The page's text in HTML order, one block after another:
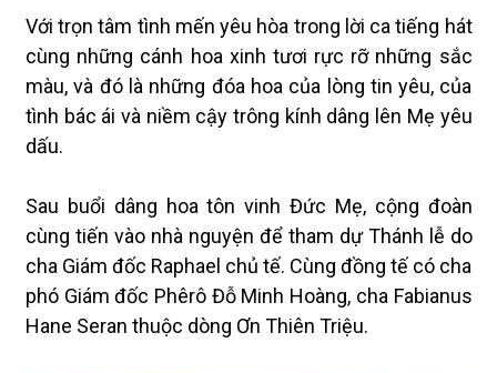
Với trọn tâm tình mến yêu hòa trong lời ca tiếng hát
cùng những cánh hoa xinh tươi rực rỡ những sắc
màu, và đó là những đóa hoa của lòng tin yêu, của
tình bác ái và niềm cậy trông kính dâng lên Mẹ yêu
dấu.
Sau buổi dâng hoa tôn vinh Đức Mẹ, cộng đoàn
cùng tiến vào nhà nguyện để tham dự Thánh lễ do
cha Giám đốc Raphael chủ tế. Cùng đồng tế có cha
phó Giám đốc Phêrô Đỗ Minh Hoàng, cha Fabianus
Hane Seran thuộc dòng Ơn Thiên Triệu.